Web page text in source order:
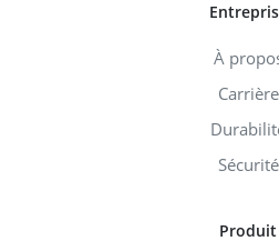
À
Carrière
Sécurité
Produit